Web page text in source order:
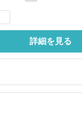
詳細を見る